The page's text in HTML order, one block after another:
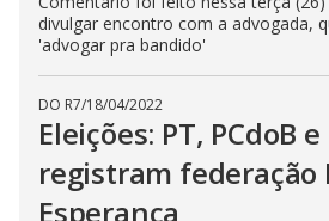
divulgar encontro com a advogada,
'advogar pra bandido'
DO R7/18/04/2022
Eleições: PT, PCdoB e
registram federação
Esperança